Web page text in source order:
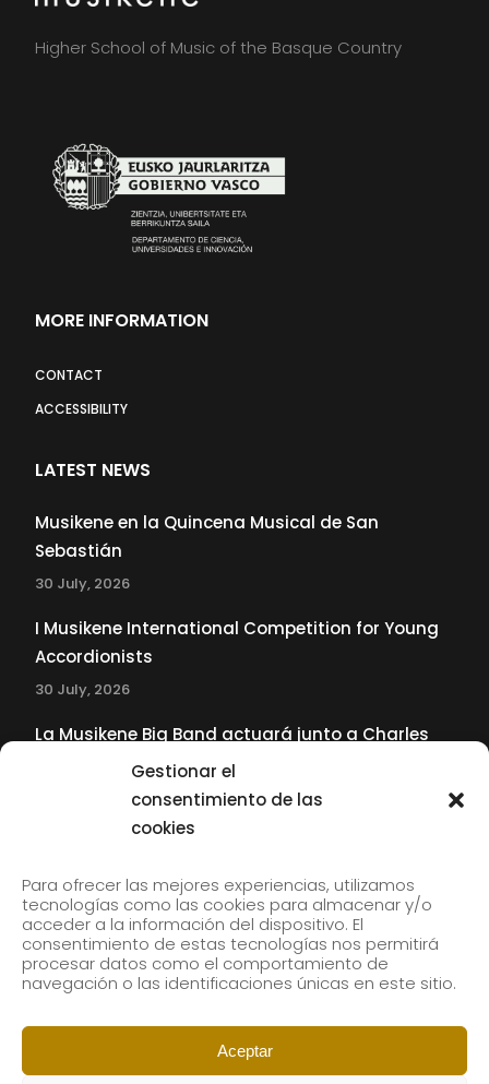
Gestionar el
consentimiento de las
cookies
Para ofrecer las mejores experiencias, utilizamos
tecnologías como las cookies para almacenar y/o
acceder a la información del dispositivo. El
consentimiento de estas tecnologías nos permitirá
procesar datos como el comportamiento de
navegación o las identificaciones únicas en este sitio.
Aceptar
Higher School of Music of the Basque Country
MORE INFORMATION
CONTACT
ACCESSIBILITY
LATEST NEWS
Musikene en la Quincena Musical de San
Sebastián
30 July, 2026
I Musikene International Competition for Young
Accordionists
30 July, 2026
La Musikene Big Band actuará junto a Charles
Tolliver en el 61 Jazzaldia
Subscribe to our newsletter to receive our news by
email.